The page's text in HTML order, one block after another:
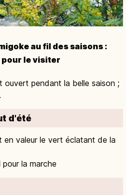
au fil des saisons :
le visiter
ouvert pendant la belle saison ;
d'été
en valeur le vert éclatant de la
la marche